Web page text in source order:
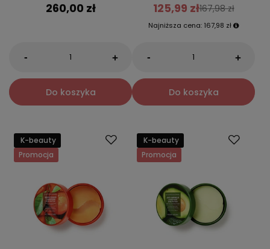
260,00 zł
- +
Do koszyka
125,99 zł167,98 zł
Najniższa cena: 167,98 zł
- +
Do koszyka
K-beauty
Promocja
K-beauty
Promocja